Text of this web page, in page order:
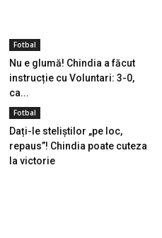
Fotbal
Nu e glumă! Chindia a făcut
instrucție cu Voluntari: 3-0,
ca...
Fotbal
Dați-le steliștilor „pe loc,
repaus”! Chindia poate cuteza
la victorie